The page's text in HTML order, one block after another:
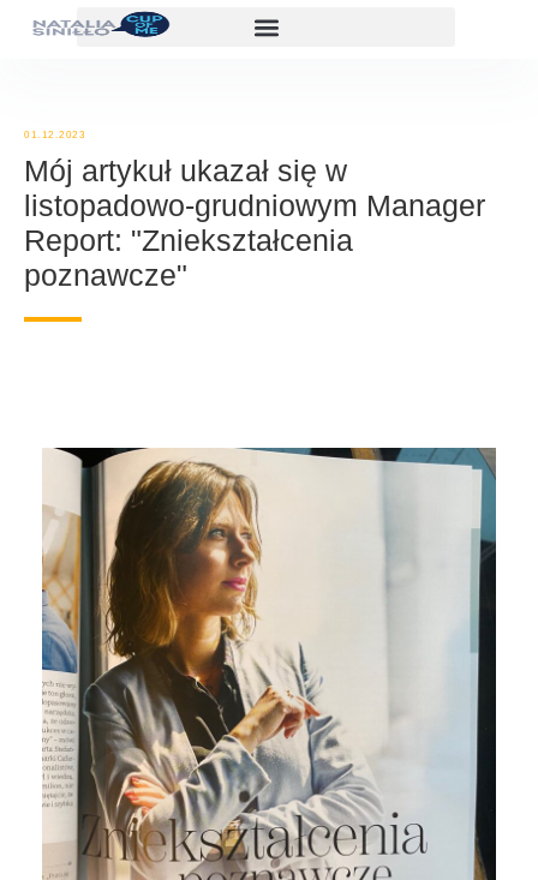
01.12.2023
Mój artykuł ukazał się w
listopadowo-grudniowym Manager
Report: "Zniekształcenia
poznawcze"